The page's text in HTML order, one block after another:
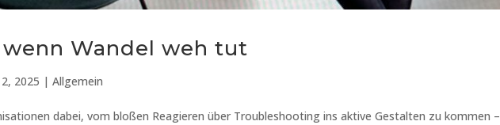
Wandel weh tut
2025 |Allgemein
dabei, vom bloßen Reagieren über Troubleshooting ins aktive Gestalten zu kommen –